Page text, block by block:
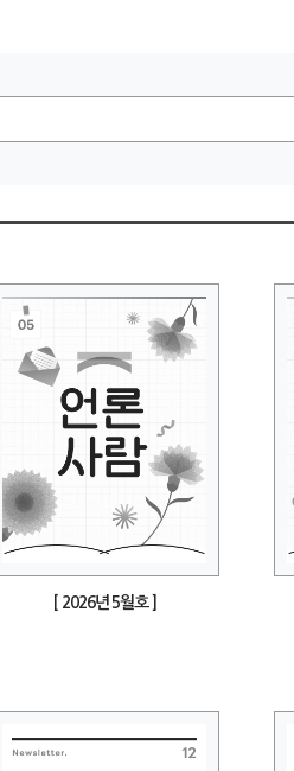
[ 2026년 5월호 ]